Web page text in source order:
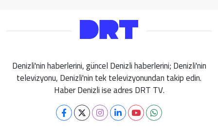
Denizli'nin haberlerini, güncel Denizli haberlerini; Denizli'nin
televizyonu, Denizli'nin tek televizyonundan takip edin.
Haber Denizli ise adres DRT TV.